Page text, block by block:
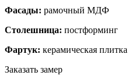
Фасады: рамочный МДФ
Столешница: постформинг
Фартук: керамическая плитка
Заказать замер